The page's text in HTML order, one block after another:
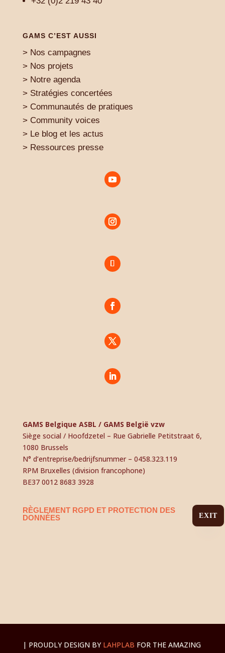
GAMS C’EST AUSSI
> Nos campagnes
> Nos projets
> Notre agenda
> Stratégies concertées
> Communautés de pratiques
> Community voices
> Le blog et les actus
> Ressources presse
GAMS Belgique ASBL / GAMS België vzw
Siège social / Hoofdzetel – Rue Gabrielle Petitstraat 6,
1080 Brussels
N° d’entreprise/bedrijfsnummer – 0458.323.119
RPM Bruxelles (division francophone)
BE37 0012 8683 3928
RÈGLEMENT RGPD ET PROTECTION DES
DONNÉES
| PROUDLY DESIGN BY LAHPLAB FOR THE AMAZING
EXIT